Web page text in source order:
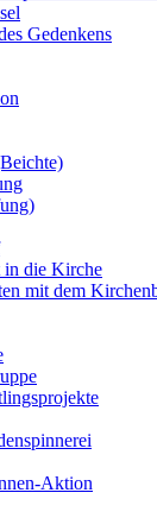
Gedenkens
in die Kirche
mit dem
Aktion